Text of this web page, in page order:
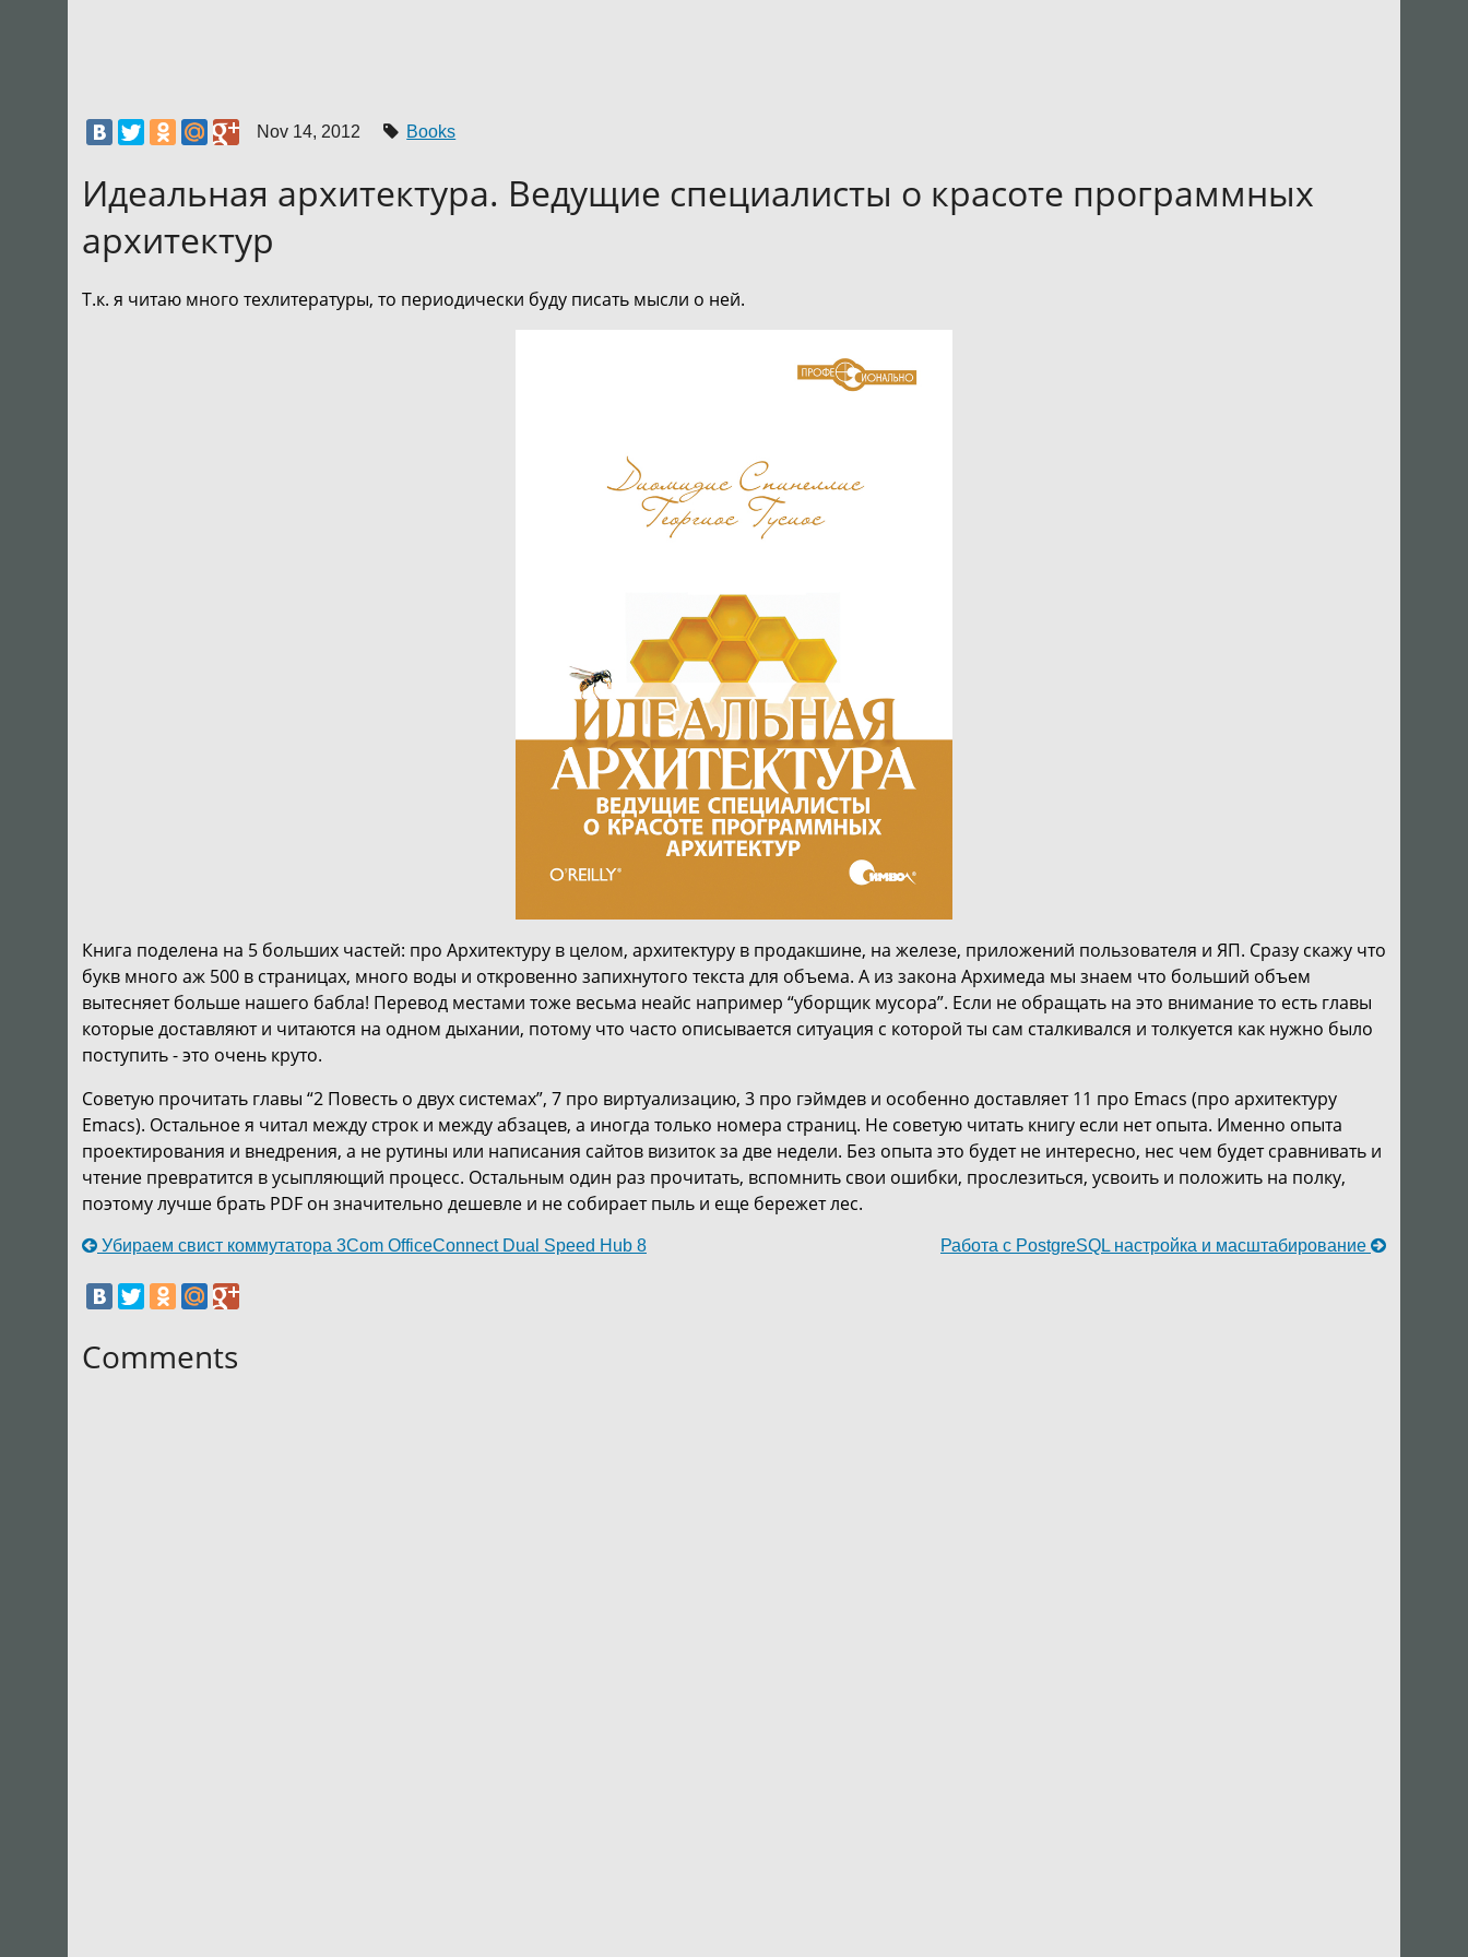
Nov 14, 2012 Books
Идеальная архитектура. Ведущие специалисты о красоте программных
архитектур
Т.к. я читаю много техлитературы, то периодически буду писать мысли о ней.
Книга поделена на 5 больших частей: про Архитектуру в целом, архитектуру в продакшине, на железе, приложений пользователя и ЯП. Сразу скажу что
букв много аж 500 в страницах, много воды и откровенно запихнутого текста для объема. А из закона Архимеда мы знаем что больший объем
вытесняет больше нашего бабла! Перевод местами тоже весьма неайс например “уборщик мусора”. Если не обращать на это внимание то есть главы
которые доставляют и читаются на одном дыхании, потому что часто описывается ситуация с которой ты сам сталкивался и толкуется как нужно было
поступить - это очень круто.
Советую прочитать главы “2 Повесть о двух системах”, 7 про виртуализацию, 3 про гэймдев и особенно доставляет 11 про Emacs (про архитектуру
Emacs). Остальное я читал между строк и между абзацев, а иногда только номера страниц. Не советую читать книгу если нет опыта. Именно опыта
проектирования и внедрения, а не рутины или написания сайтов визиток за две недели. Без опыта это будет не интересно, нес чем будет сравнивать и
чтение превратится в усыпляющий процесс. Остальным один раз прочитать, вспомнить свои ошибки, прослезиться, усвоить и положить на полку,
поэтому лучше брать PDF он значительно дешевле и не собирает пыль и еще бережет лес.
Убираем свист коммутатора 3Com OfficeConnect Dual Speed Hub 8 Работа с PostgreSQL настройка и масштабирование
Comments